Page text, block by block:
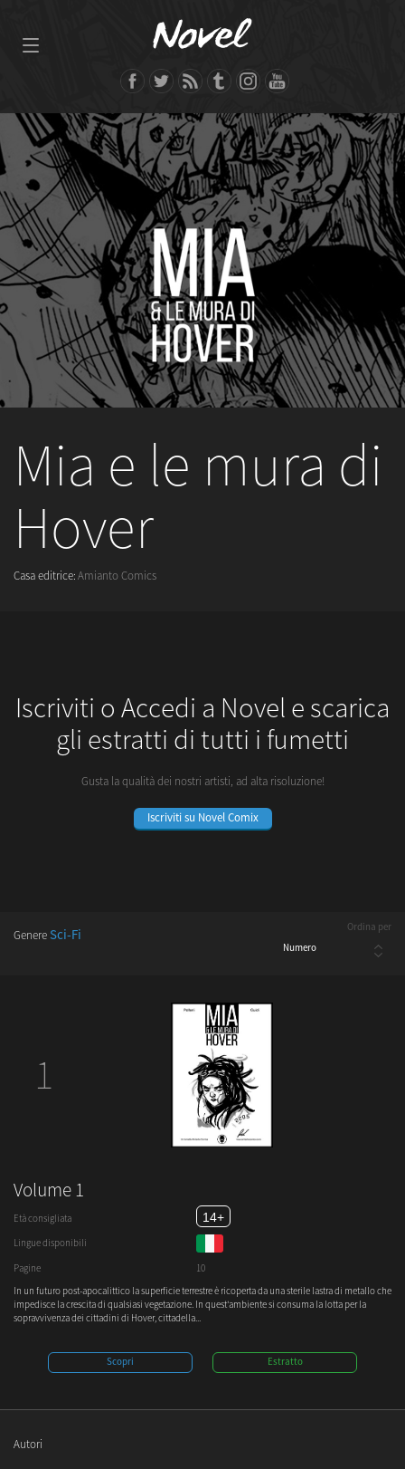
Mia e le mura di
Hover
Casa editrice:Amianto Comics
Iscriviti o Accedi a Novel e scarica
gli estratti di tutti i fumetti
Gusta la qualità dei nostri artisti, ad alta risoluzione!
Iscriviti su Novel Comix
GenereSci-Fi Ordina per
1
Volume 1
Età consigliata 14+
Lingue disponibili
Pagine
10
In un futuro post-apocalittico la superficie terrestre è ricoperta da una sterile lastra di metallo che
impedisce la crescita di qualsiasi vegetazione. In quest'ambiente si consuma la lotta per la
sopravvivenza dei cittadini di Hover, cittadella...
Scopri Estratto
Autori